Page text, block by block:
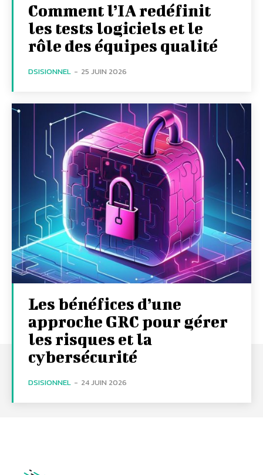
Comment l’IA redéfinit
les tests logiciels et le
rôle des équipes qualité
DSISIONNEL - 25 JUIN 2026
Les bénéfices d’une
approche GRC pour gérer
les risques et la
cybersécurité
DSISIONNEL - 24 JUIN 2026